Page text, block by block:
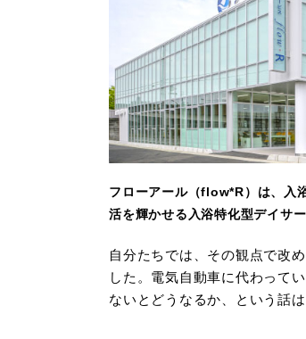
フローアール（flow*R）は、入
活を輝かせる入浴特化型デイサー
自分たちでは、その観点で改
した。電気自動車に代わって
ないとどうなるか、という話